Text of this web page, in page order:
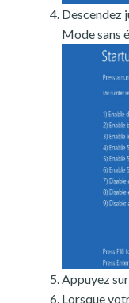
Descendez
Mode sans
Appuyez
Lorsque